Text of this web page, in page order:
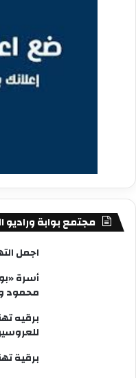
مجتمع بوابة وراديو
اجمل
أسرة
محمود
برقيه
برقية